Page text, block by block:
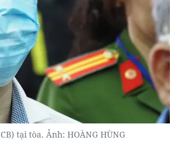
tại tòa. Ảnh: HOÀNG HÙNG